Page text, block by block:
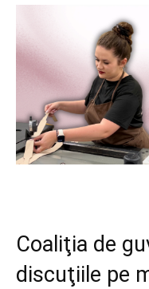
Coaliţia de
discuţiile pe